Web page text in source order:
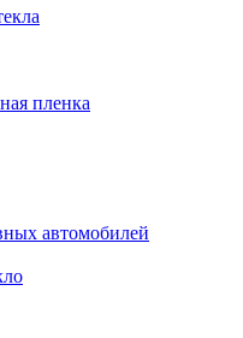
пленка
автомобилей